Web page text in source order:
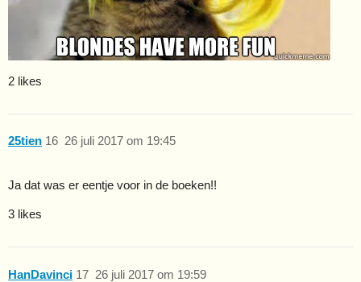
2 likes
25tien 26 juli 2017 om 19:45
16
Ja dat was er eentje voor in de boeken!!
3 likes
HanDavinci 26 juli 2017 om 19:59
17